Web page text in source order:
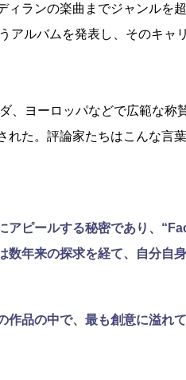
ランの楽曲までジャンルを
アルバムを発表し、そのキャ
、ヨーロッパなどで広範な称
た。評論家たちはこんな言
アピールする秘密であり、
年来の探求を経て、自分自
作品の中で、最も創意に溢れ